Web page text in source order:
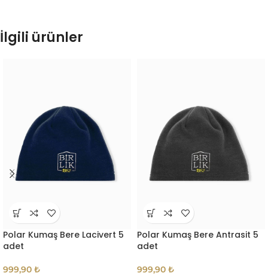
İlgili ürünler
Polar Kumaş Bere Lacivert 5
adet
999,90 ₺
Polar Kumaş Bere Antrasit 5
adet
999,90 ₺